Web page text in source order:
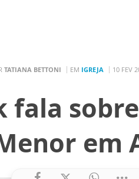
TATIANA BETTONI EM IGREJA 10 FEV
fala
em